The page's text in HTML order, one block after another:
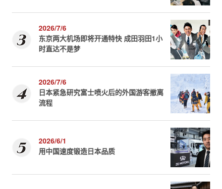
2026/7/6
东京两大机场即将开通特快 成田羽田1小
时直达不是梦
2026/7/6
日本紧急研究富士喷火后的外国游客撤离
流程
2026/6/1
用中国速度锻造日本品质